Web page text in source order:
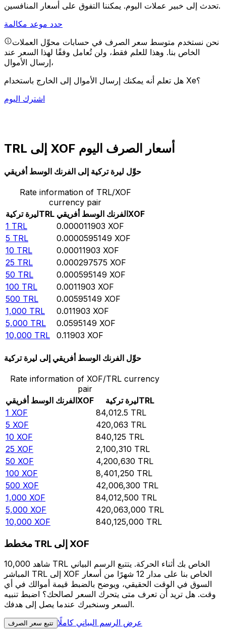
تحدث إلى خبير عملات اليوم.يمكننا التفوق على أسعار المنافسين.
حدد موعد مكالمة
نحن نستخدم متوسط سعر الصرف في حسابات محوِّل العملات
الخاص بنا. وهذا للعلم فقط، ولن تُعامل وفقًا لهذا السعر عند
إرسال الأموال،
هل تعلم أنه يمكنك إرسال الأموال إلى الخارج باستخدام Xe؟
اشترك اليوم
TRL إلى XOF أسعار الصرف اليوم
حوِّل ليرة تركية إلى الفرنك الوسط أفريقي
Rate information of TRL/XOF
currency pair
ليرة تركيةTRL الفرنك الوسط أفريقيXOF
1 TRL 0.000011903 XOF
5 TRL 0.0000595149 XOF
10 TRL 0.00011903 XOF
25 TRL 0.000297575 XOF
50 TRL 0.000595149 XOF
100 TRL 0.0011903 XOF
500 TRL 0.00595149 XOF
1,000 TRL 0.011903 XOF
5,000 TRL 0.0595149 XOF
10,000 TRL 0.11903 XOF
حوِّل الفرنك الوسط أفريقي إلى ليرة تركية
Rate information of XOF/TRL currency
pair
الفرنك الوسط أفريقيXOF ليرة تركيةTRL
1 XOF 84,012.5 TRL
5 XOF 420,063 TRL
10 XOF 840,125 TRL
25 XOF 2,100,310 TRL
50 XOF 4,200,630 TRL
100 XOF 8,401,250 TRL
500 XOF 42,006,300 TRL
1,000 XOF 84,012,500 TRL
5,000 XOF 420,063,000 TRL
10,000 XOF 840,125,000 TRL
مخطط TRL إلى XOF
شاهد 10,000 TRL الخاص بك أثناء الحركة. يتتبع الرسم البياني
المباشر TRL إلى XOF الخاص بنا على مدار 12 شهرًا من أسعار
السوق في الوقت الحقيقي، ويوضح بالضبط قيمة أموالك في أي
وقت. هل تريد أن تعرف متى يتحرك السعر لصالحك؟ اضبط تنبيه
السعر وسنخبرك عندما يصل إلى هدفك.
تتبع سعر الصرف عرض الرسم البياني كاملًا